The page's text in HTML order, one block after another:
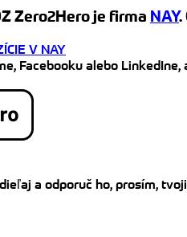
Zero2Hero je firma NAY.
V NAY
Facebooku alebo
a odporuč ho, prosím,